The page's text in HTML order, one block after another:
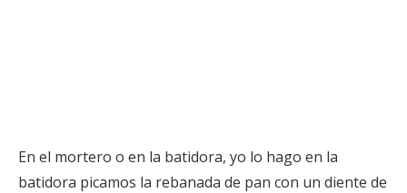
En el mortero o en la batidora, yo lo hago en la
batidora picamos la rebanada de pan con un diente de